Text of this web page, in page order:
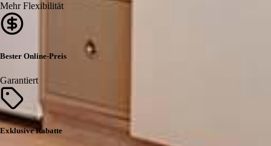
Mehr Flexibilität
Bester Online-Preis
Garantiert
Exklusive Rabatte